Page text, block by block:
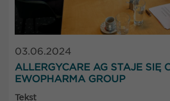
03.06.2024
ALLERGYCARE AG STAJE SIĘ
EWOPHARMA GROUP
Tekst